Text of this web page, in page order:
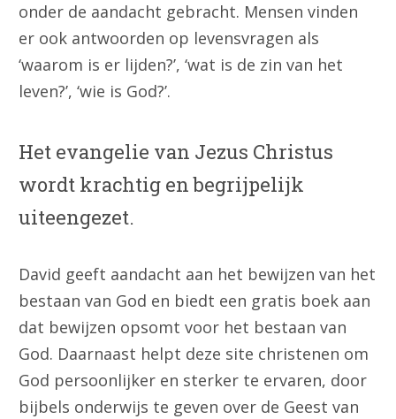
onder de aandacht gebracht. Mensen vinden
er ook antwoorden op levensvragen als
‘waarom is er lijden?’, ‘wat is de zin van het
leven?’, ‘wie is God?’.
Het evangelie van Jezus Christus
wordt krachtig en begrijpelijk
uiteengezet.
David geeft aandacht aan het bewijzen van het
bestaan van God en biedt een gratis boek aan
dat bewijzen opsomt voor het bestaan van
God. Daarnaast helpt deze site christenen om
God persoonlijker en sterker te ervaren, door
bijbels onderwijs te geven over de Geest van